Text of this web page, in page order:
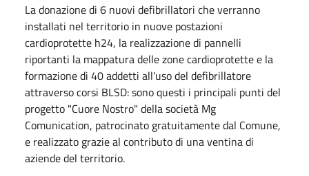
La donazione di 6 nuovi defibrillatori che verranno
installati nel territorio in nuove postazioni
cardioprotette h24, la realizzazione di pannelli
riportanti la mappatura delle zone cardioprotette e la
formazione di 40 addetti all'uso del defibrillatore
attraverso corsi BLSD: sono questi i principali punti del
progetto "Cuore Nostro" della società Mg
Comunication, patrocinato gratuitamente dal Comune,
e realizzato grazie al contributo di una ventina di
aziende del territorio.